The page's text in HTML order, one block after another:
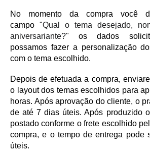
No momento da compra você
campo "Qual o tema desejado,
aniversariante?" os dados
possamos fazer a personalização
com o tema escolhido.
Depois de efetuada a compra,
o layout dos temas escolhidos para
horas. Após aprovação do cliente, o
de até 7 dias úteis. Após produzido
postado conforme o frete escolhido
compra, e o tempo de entrega pode
úteis.